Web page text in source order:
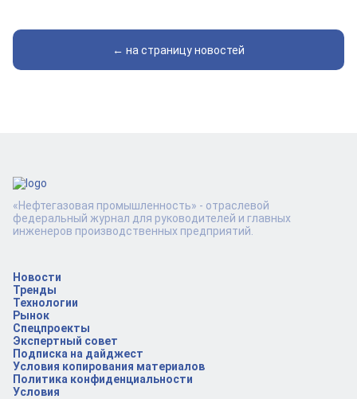
← на страницу новостей
Новости
Тренды
Технологии
Рынок
Спецпроекты
Экспертный совет
Подписка на дайджест
Условия копирования материалов
Политика конфиденциальности
Условия
«Нефтегазовая промышленность» - отраслевой
федеральный журнал для руководителей и главных
инженеров производственных предприятий.